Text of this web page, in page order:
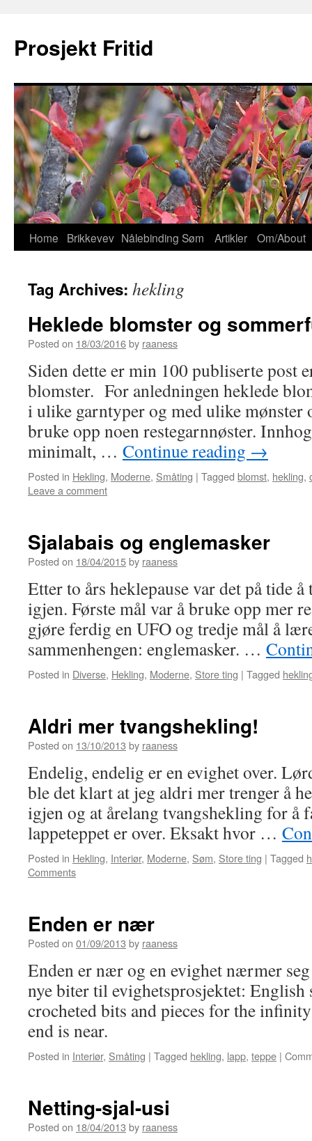
Prosjekt Fritid
Skip
content
Home Brikkevev Nålebinding Søm Artikler Om/About
Tag Archives: hekling
Heklede blomster og
Posted on 18/03/2016by raaness
Siden dette er min 100 publiserte post
blomster. For anledningen heklede
i ulike garntyper og med ulike mønster
bruke opp noen restegarnnøster.
minimalt, … Continue reading →
Posted in Hekling, Moderne, Småting | Tagged blomst, hekling,
Leave a comment
Sjalabais og englemasker
Posted on 18/04/2015by raaness
Etter to års heklepause var det på tide
igjen. Første mål var å bruke opp mer
gjøre ferdig en UFO og tredje mål å
sammenhengen: englemasker. …
Posted in Diverse, Hekling, Moderne, Store ting | Tagged
Aldri mer tvangshekling!
Posted on 13/10/2013 by raaness
Endelig, endelig er en evighet over.
ble det klart at jeg aldri mer trenger å
igjen og at årelang tvangshekling for
lappeteppet er over. Eksakt hvor …
Posted in Hekling, Interiør, Moderne, Søm, Store ting | Tagged
Comments
Enden er nær
Posted on 01/09/2013 by raaness
Enden er nær og en evighet nærmer
nye biter til evighetsprosjektet:
crocheted bits and pieces for the
end is near.
Posted in Interiør, Småting | Tagged hekling, lapp, teppe |
Netting-sjal-usi
Posted on 18/04/2013 by raaness